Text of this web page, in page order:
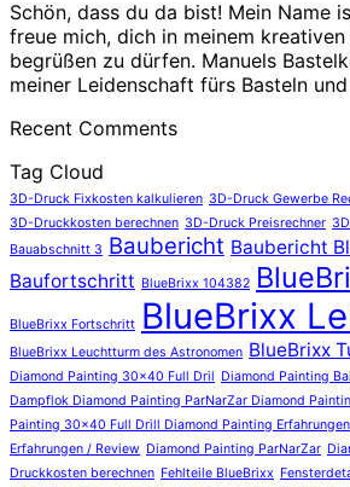
Schön, dass du da bist! Mein Name
freue mich, dich in meinem kreativen
begrüßen zu dürfen. Manuels
meiner Leidenschaft fürs Basteln
Recent Comments
Tag Cloud
3D-Druck Fixkosten kalkulieren 3D-Druck Gewerbe
3D-Druckkosten berechnen 3D-Druck Preisrechner
Bauabschnitt 3 Baubericht Baubericht
Baufortschritt BlueBrixx 104382
BlueBrixx Fortschritt BlueBrixx
BlueBrixx Leuchtturm des Astronomen BlueBrixx
Diamond Painting 30x40 Full Dril Diamond Painting
Dampflok Diamond Painting ParNarZar Diamond
Painting 30x40 Full Drill Diamond Painting
Erfahrungen / Review Diamond Painting ParNarZar
Druckkosten berechnen Fehlteile BlueBrixx